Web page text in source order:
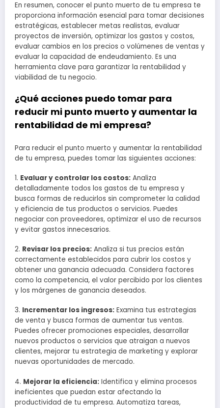
En resumen, conocer el punto muerto de tu empresa te
proporciona información esencial para tomar decisiones
estratégicas, establecer metas realistas, evaluar
proyectos de inversión, optimizar los gastos y costos,
evaluar cambios en los precios o volúmenes de ventas y
evaluar la capacidad de endeudamiento. Es una
herramienta clave para garantizar la rentabilidad y
viabilidad de tu negocio.
¿Qué acciones puedo tomar para
reducir mi punto muerto y aumentar la
rentabilidad de mi empresa?
Para reducir el punto muerto y aumentar la rentabilidad
de tu empresa, puedes tomar las siguientes acciones:
1. Evaluar y controlar los costos: Analiza
detalladamente todos los gastos de tu empresa y
busca formas de reducirlos sin comprometer la calidad
y eficiencia de tus productos o servicios. Puedes
negociar con proveedores, optimizar el uso de recursos
y evitar gastos innecesarios.
2. Revisar los precios: Analiza si tus precios están
correctamente establecidos para cubrir los costos y
obtener una ganancia adecuada. Considera factores
como la competencia, el valor percibido por los clientes
y los márgenes de ganancia deseados.
3. Incrementar los ingresos: Examina tus estrategias
de venta y busca formas de aumentar tus ventas.
Puedes ofrecer promociones especiales, desarrollar
nuevos productos o servicios que atraigan a nuevos
clientes, mejorar tu estrategia de marketing y explorar
nuevas oportunidades de mercado.
4. Mejorar la eficiencia: Identifica y elimina procesos
ineficientes que puedan estar afectando la
productividad de tu empresa. Automatiza tareas,